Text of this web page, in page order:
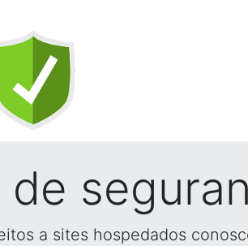
a sites hospedados